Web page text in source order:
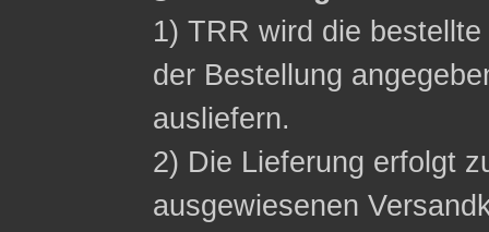
1) TRR wird die
der Bestellung
ausliefern.
2) Die Lieferung erfolgt
ausgewiesenen